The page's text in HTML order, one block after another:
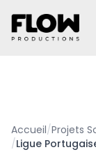
Accueil/Projets
/Ligue